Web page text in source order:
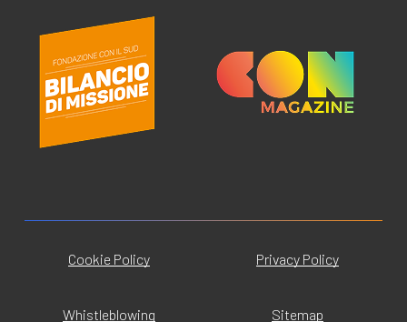
Cookie Policy Privacy Policy
Whistleblowing Sitemap